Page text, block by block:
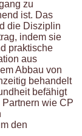
zu
ist. Das
die Disziplin
indem sie
praktische
aus
Abbau von
behandelt
befähigt
wie CP
den